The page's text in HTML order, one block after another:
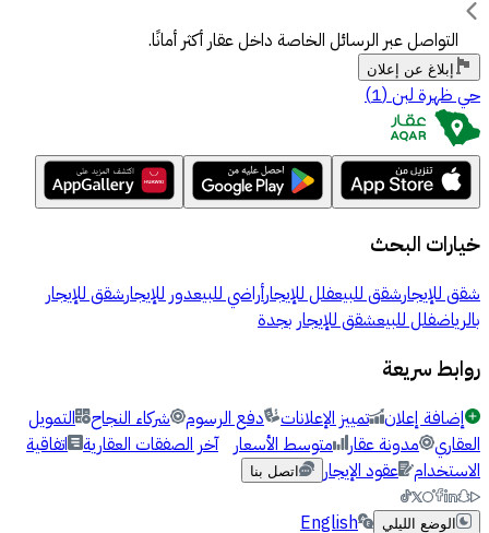
التواصل عبر الرسائل الخاصة داخل عقار أكثر أمانًا.
إبلاغ عن إعلان
حي ظهرة لبن (
1
)
خيارات البحث
شقق للإيجارشقق للبيعفلل للإيجارأراضي للبيعدور للإيجارشقق للإيجار
بالرياضفلل للبيعشقق للإيجار بجدة
روابط سريعة
إضافة إعلان تمييز الإعلانات دفع الرسوم شركاء النجاح
التمويل
العقاري
مدونة عقار متوسط الأسعار آخر الصفقات العقارية
اتفاقية
الاستخدام عقود الإيجار اتصل بنا
الوضع الليلي English